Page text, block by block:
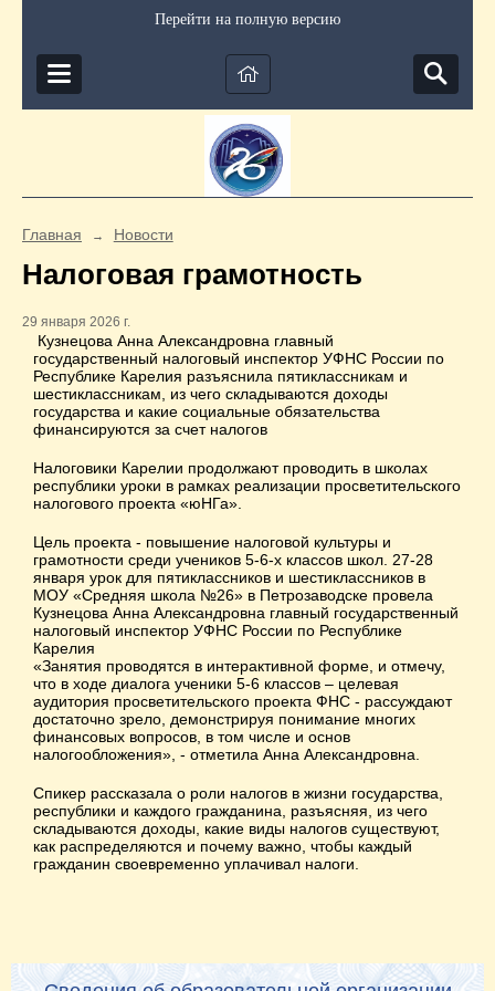
Перейти на полную версию
Главная → Новости
Налоговая грамотность
29 января 2026 г.
Кузнецова Анна Александровна главный
государственный налоговый инспектор УФНС России по
Республике Карелия разъяснила пятиклассникам и
шестиклассникам, из чего складываются доходы
государства и какие социальные обязательства
финансируются за счет налогов
Налоговики Карелии продолжают проводить в школах
республики уроки в рамках реализации просветительского
налогового проекта «юНГа».
Цель проекта - повышение налоговой культуры и
грамотности среди учеников 5-6-х классов школ. 27-28
января урок для пятиклассников и шестиклассников в
МОУ «Средняя школа №26» в Петрозаводске провела
Кузнецова Анна Александровна главный государственный
налоговый инспектор УФНС России по Республике
Карелия
«Занятия проводятся в интерактивной форме, и отмечу,
что в ходе диалога ученики 5-6 классов – целевая
аудитория просветительского проекта ФНС - рассуждают
достаточно зрело, демонстрируя понимание многих
финансовых вопросов, в том числе и основ
налогообложения», - отметила Анна Александровна.
Спикер рассказала о роли налогов в жизни государства,
республики и каждого гражданина, разъясняя, из чего
складываются доходы, какие виды налогов существуют,
как распределяются и почему важно, чтобы каждый
гражданин своевременно уплачивал налоги.